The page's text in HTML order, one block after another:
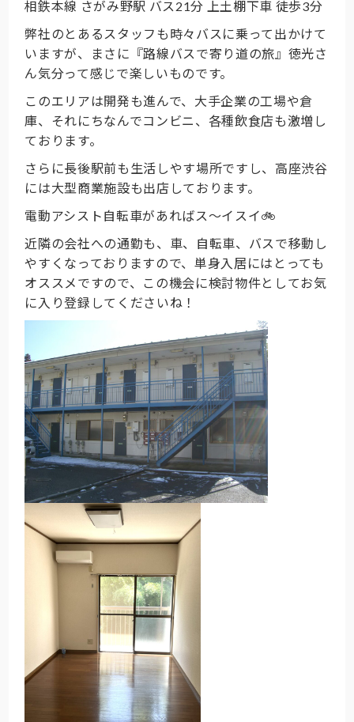
相鉄本線 さがみ野駅 バス21分 上土棚下車 徒歩3分
弊社のとあるスタッフも時々バスに乗って出かけて
いますが、まさに『路線バスで寄り道の旅』徳光さ
ん気分って感じで楽しいものです。
このエリアは開発も進んで、大手企業の工場や倉
庫、それにちなんでコンビニ、各種飲食店も激増し
ております。
さらに長後駅前も生活しやす場所ですし、高座渋谷
には大型商業施設も出店しております。
電動アシスト自転車があればス～イスイ🚲
近隣の会社への通勤も、車、自転車、バスで移動し
やすくなっておりますので、単身入居にはとっても
オススメですので、この機会に検討物件としてお気
に入り登録してくださいね！